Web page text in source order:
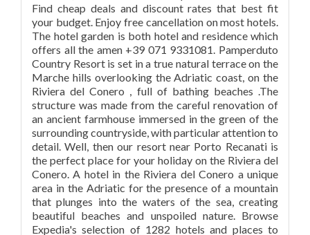
Find cheap deals and discount rates that best fit
your budget. Enjoy free cancellation on most hotels.
The hotel garden is both hotel and residence which
offers all the amen +39 071 9331081. Pamperduto
Country Resort is set in a true natural terrace on the
Marche hills overlooking the Adriatic coast, on the
Riviera del Conero , full of bathing beaches .The
structure was made from the careful renovation of
an ancient farmhouse immersed in the green of the
surrounding countryside, with particular attention to
detail. Well, then our resort near Porto Recanati is
the perfect place for your holiday on the Riviera del
Conero. A hotel in the Riviera del Conero a unique
area in the Adriatic for the presence of a mountain
that plunges into the waters of the sea, creating
beautiful beaches and unspoiled nature. Browse
Expedia's selection of 1282 hotels and places to